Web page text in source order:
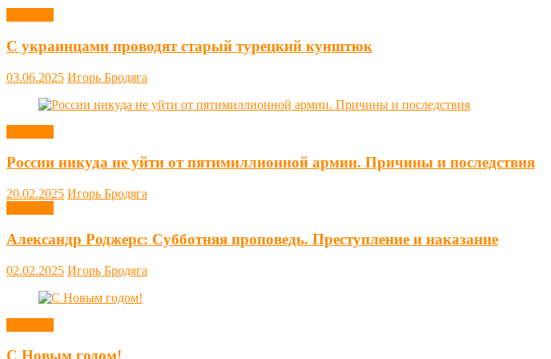
С украинцами проводят старый турецкий кунштюк
03.06.2025 Игорь Бродяга
России никуда не уйти от пятимиллионной армии. Причины и последствия
20.02.2025 Игорь Бродяга
Александр Роджерс: Субботняя проповедь. Преступление и наказание
02.02.2025 Игорь Бродяга